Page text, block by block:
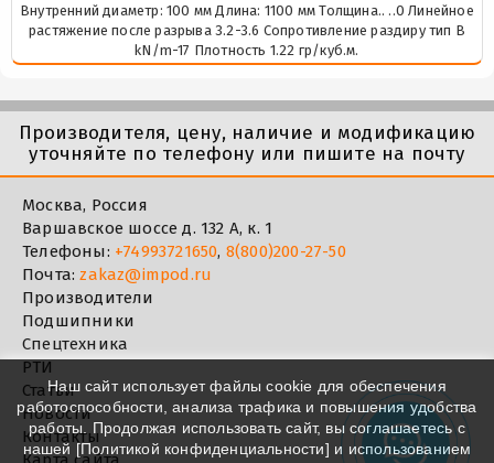
Внутренний диаметр: 100 мм Длина: 1100 мм Толщина.. ..0 Линейное
растяжение после разрыва 3.2-3.6 Сопротивление раздиру тип В
kN/m-17 Плотность 1.22 гр/куб.м.
Производителя, цену, наличие и модификацию
уточняйте по телефону или пишите на почту
Москва, Россия
Варшавское шоссе д. 132 А, к. 1
Телефоны: +74993721650, 8(800)200-27-50
Почта:zakaz@impod.ru
Производители
Подшипники
Спецтехника
РТИ
Статьи
Новости
Контакты
Наш сайт использует файлы cookie для обеспечения
работоспособности, анализа трафика и повышения удобства
работы. Продолжая использовать сайт, вы соглашаетесь с
нашей [Политикой конфиденциальности] и использованием